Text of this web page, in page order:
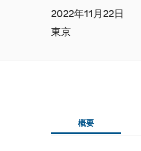
2022年11月22日
東京
概要